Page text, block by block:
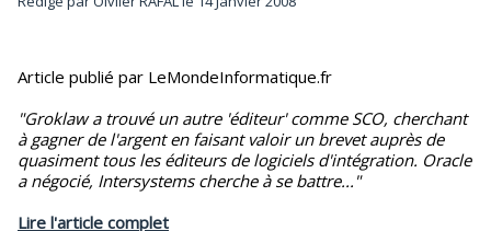
Article publié par LeMondeInformatique.fr
"Groklaw a trouvé un autre 'éditeur' comme SCO, cherchant
à gagner de l'argent en faisant valoir un brevet auprès de
quasiment tous les éditeurs de logiciels d'intégration. Oracle
a négocié, Intersystems cherche à se battre..."
Lire l'article complet